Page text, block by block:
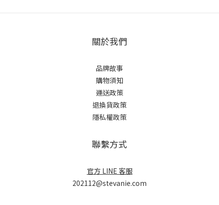
關於我們
品牌故事
購物須知
運送政策
退換貨政策
隱私權政策
聯繫方式
官方 LINE 客服
202112@stevanie.com